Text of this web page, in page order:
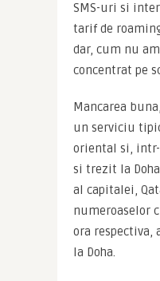
SMS-uri si
tarif de
dar, cum nu
concentrat pe
Mancarea
un serviciu
oriental si,
si trezit la
al capitalei,
numeroaselor
ora respectiva,
la Doha.